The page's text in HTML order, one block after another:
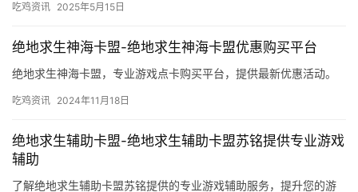
吃鸡资讯 2025年5月15日
绝地求生神海卡盟-绝地求生神海卡盟优惠购买平台
绝地求生神海卡盟，专业游戏点卡购买平台，提供最新优惠活动。
吃鸡资讯 2024年11月18日
绝地求生辅助卡盟-绝地求生辅助卡盟苏铭提供专业游戏
辅助
了解绝地求生辅助卡盟苏铭提供的专业游戏辅助服务，提升您的游